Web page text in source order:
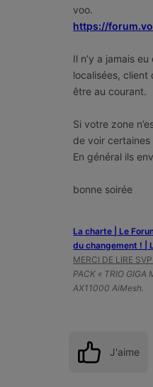
voo.
https://
Il n’y a jamais
localisées,
être au courant.
Si votre zone
de voir
En général ils
bonne soirée
La charte | Le
du changement ! |
MERCI DE LIRE SVP
PACK « TRIO
AX11000 AiMesh.
J'aime